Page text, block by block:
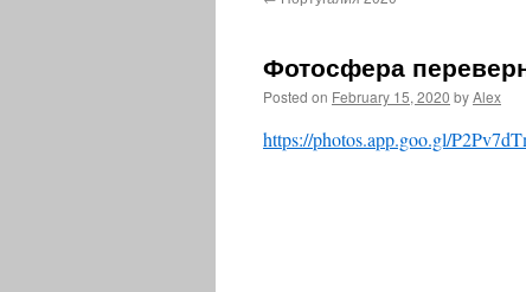
content
Фотосфера
Posted on February 15, 2020 byAlex
https://photos.app.goo.gl/